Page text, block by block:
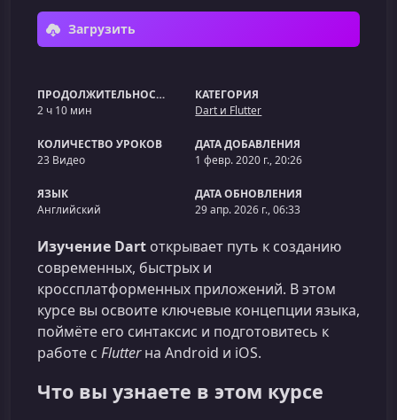
Загрузить
ПРОДОЛЖИТЕЛЬНОСТЬ
2 ч 10 мин
КАТЕГОРИЯ
Dart и Flutter
КОЛИЧЕСТВО УРОКОВ
23 Видео
ДАТА ДОБАВЛЕНИЯ
1 февр. 2020 г., 20:26
ЯЗЫК
Английский
ДАТА ОБНОВЛЕНИЯ
29 апр. 2026 г., 06:33
Изучение Dart открывает путь к созданию
современных, быстрых и
кроссплатформенных приложений. В этом
курсе вы освоите ключевые концепции языка,
поймёте его синтаксис и подготовитесь к
работе с Flutterна Android и iOS.
Что вы узнаете в этом курсе